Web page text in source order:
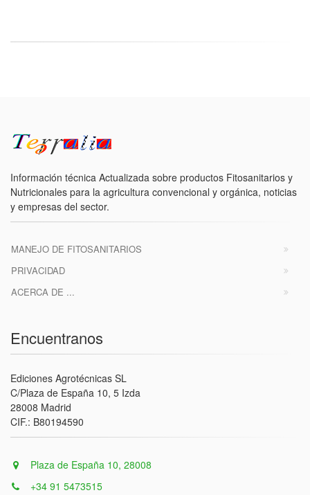
Información técnica Actualizada sobre productos Fitosanitarios y
Nutricionales para la agricultura convencional y orgánica, noticias
y empresas del sector.
MANEJO DE FITOSANITARIOS
PRIVACIDAD
ACERCA DE ...
Encuentranos
Ediciones Agrotécnicas SL
C/Plaza de España 10, 5 Izda
28008 Madrid
CIF.: B80194590
Plaza de España 10, 28008
+34 91 5473515